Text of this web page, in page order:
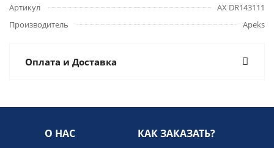
Артикул
AX DR143111
Производитель
Apeks
Оплата и Доставка
О НАС КАК ЗАКАЗАТЬ?